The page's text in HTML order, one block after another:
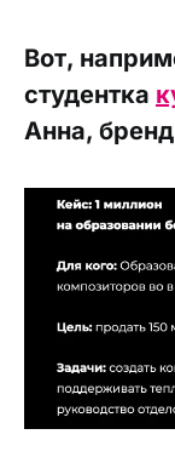
Вот,
студентка
Анна,